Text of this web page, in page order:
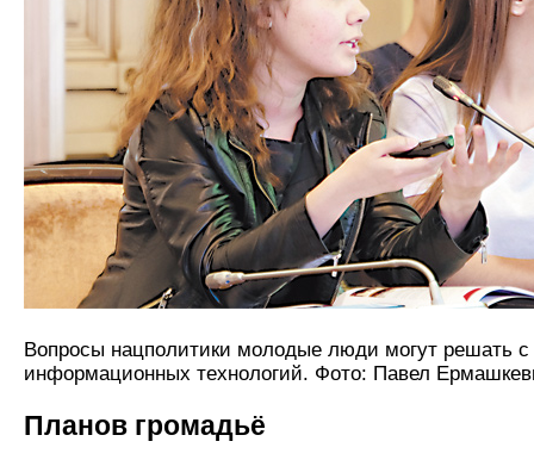
Вопросы нацполитики молодые люди могут решать
информационных технологий. Фото: Павел
Планов громадьё